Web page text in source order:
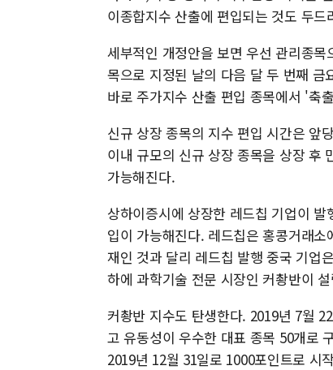
이종합지수 산출에 편입되는 것도 두드
세부적인 개정안을 보면 우선 관리종
목으로 지정된 날의 다음 달 두 번째
바로 주가지수 산출 편입 종목에서 '축
신규 상장 종목의 지수 편입 시간은 앞
이내 규모의 신규 상장 종목을 상장 후
가능해진다.
상하이증시에 상장한 레드칩 기업이
입이 가능해진다. 레드칩은 홍콩거래
재인 것과 달리 레드칩 발행 중국 기업
하에 과학기술 전문 시장인 커촹반이
커촹반 지수도 탄생한다. 2019년 7월
고 유동성이 우수한 대표 종목 50개로
2019년 12월 31일로 1000포인트로 시